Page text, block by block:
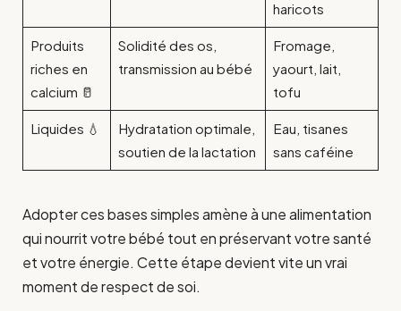
haricots
Produits
riches en
calcium 🥛
Solidité des os,
transmission au bébé
Fromage,
yaourt, lait,
tofu
Liquides 💧
Hydratation optimale,
soutien de la lactation
Eau, tisanes
sans caféine
Adopter ces bases simples amène à une alimentation
qui nourrit votre bébé tout en préservant votre santé
et votre énergie. Cette étape devient vite un vrai
moment de respect de soi.